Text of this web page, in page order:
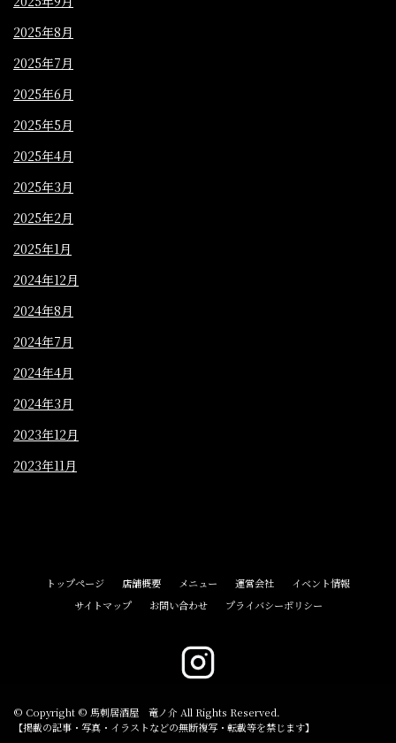
2025年8月
2025年7月
2025年6月
2025年5月
2025年4月
2025年3月
2025年2月
2025年1月
2024年12月
2024年8月
2024年7月
2024年4月
2024年3月
2023年12月
2023年11月
トップページ 店舗概要 メニュー 運営会社
イベント情報
サイトマップ
お問い合わせ プライバシーポリシー
© Copyright © 馬刺居酒屋 竜ノ介 All Rights Reserved.
【掲載の記事・写真・イラストなどの無断複写・転載等を禁じます】